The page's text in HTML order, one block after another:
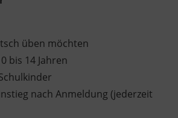
üben möchten
bis 14 Jahren
nach Anmeldung (jederzeit